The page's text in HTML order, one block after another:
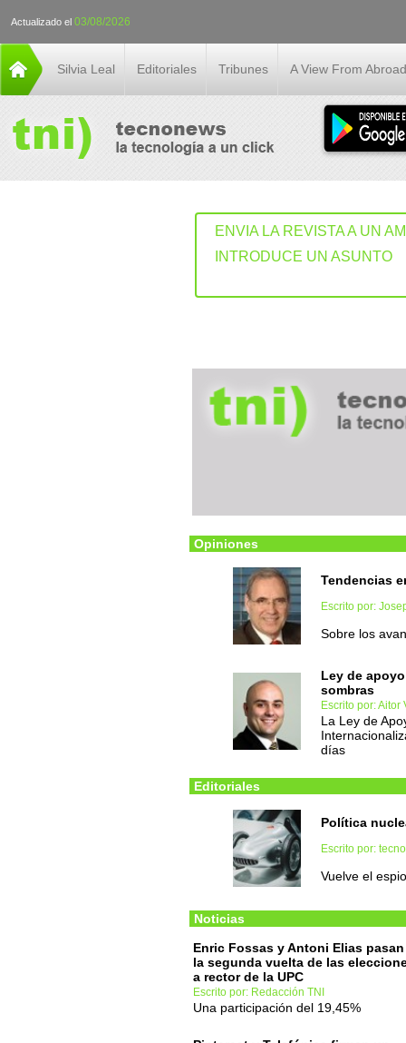
Actualizado el 03/08/2026
Silvia Leal Editoriales Tribunes A View From Abroad
ENVIA LA REVISTA A UN
INTRODUCE UN ASUNTO
Opiniones
Tendencias
Escrito por:
Sobre los
Ley de
sombras
Escrito por: Aitor
La Ley de
días
Editoriales
Política
Escrito por:
Vuelve el
Noticias
Enric Fossas y Antoni Elias pasan
la segunda vuelta de las
a rector de la UPC
Escrito por: Redacción TNI
Una participación del 19,45%